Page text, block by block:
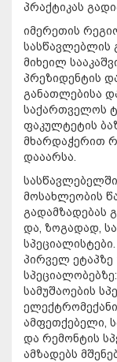
პრაქტიკას
იმერეთის
სასწავლებლის
მიხეილ
პრეზიდენტის
განათლებისა
საქართველოს
ფაკულტეტის
მხარდაჭერით
დააარსა.
მოსახლეობის
გადამზადებას
და, ზოგადად,
პირველ
სამუშაოების
ამფეთქებელი,
და რემონტის
ამზადებს